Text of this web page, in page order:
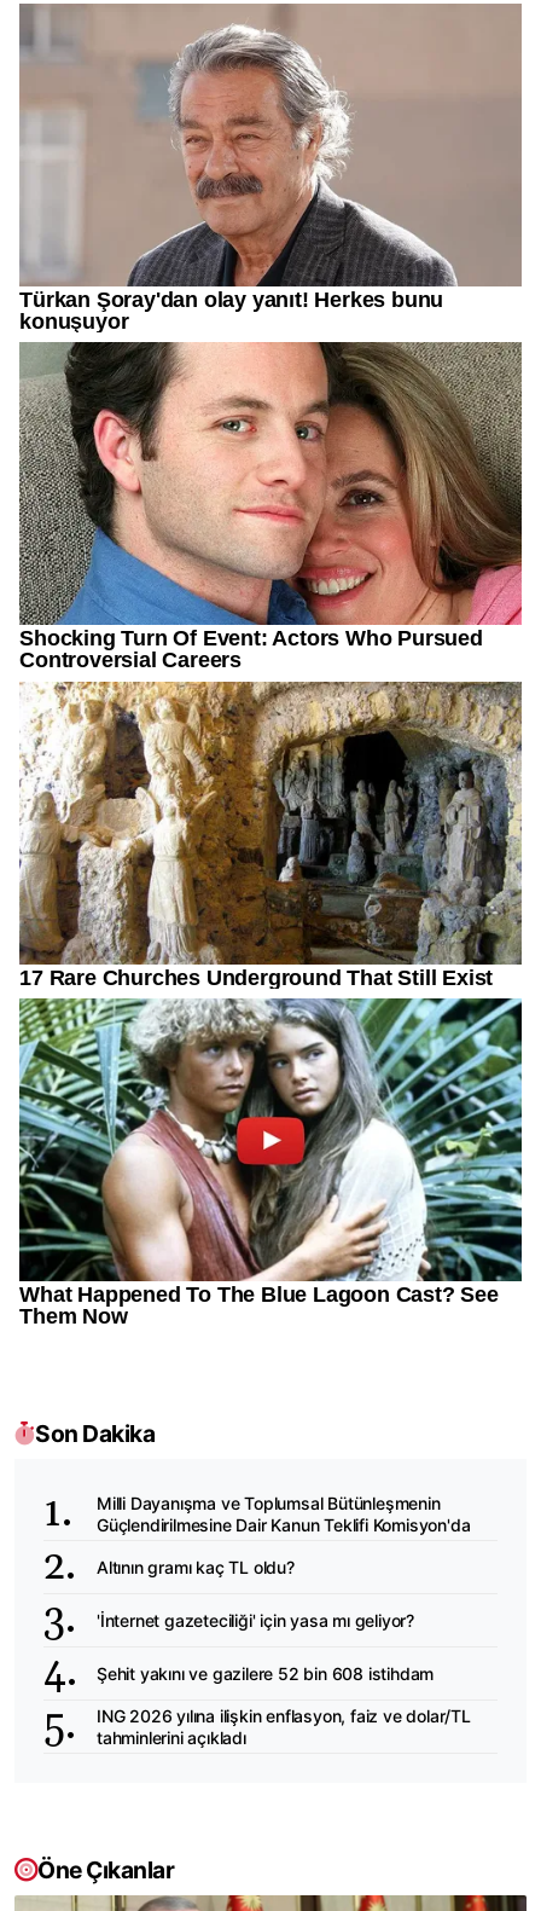
Son Dakika
Milli Dayanışma ve Toplumsal Bütünleşmenin
Güçlendirilmesine Dair Kanun Teklifi Komisyon'da
Altının gramı kaç TL oldu?
'İnternet gazeteciliği' için yasa mı geliyor?
Şehit yakını ve gazilere 52 bin 608 istihdam
ING 2026 yılına ilişkin enflasyon, faiz ve dolar/TL
tahminlerini açıkladı
Öne Çıkanlar